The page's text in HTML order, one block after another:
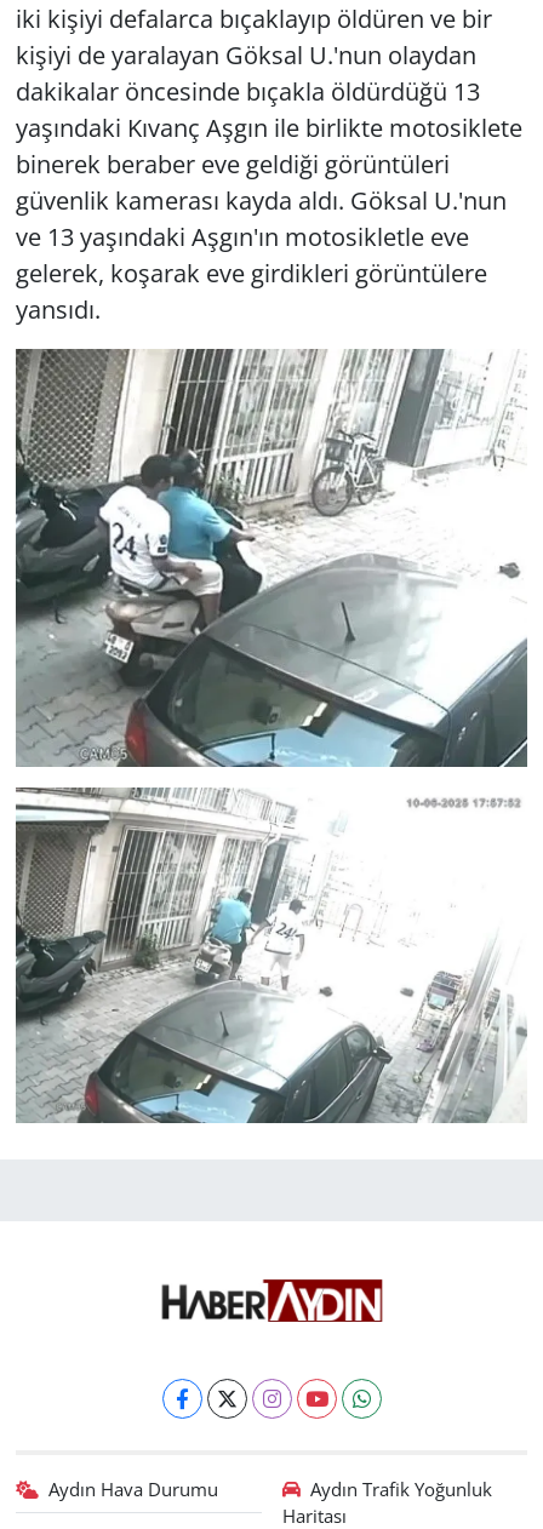
iki kişiyi defalarca bıçaklayıp öldüren ve bir
kişiyi de yaralayan Göksal U.'nun olaydan
dakikalar öncesinde bıçakla öldürdüğü 13
yaşındaki Kıvanç Aşgın ile birlikte motosiklete
binerek beraber eve geldiği görüntüleri
güvenlik kamerası kayda aldı. Göksal U.'nun
ve 13 yaşındaki Aşgın'ın motosikletle eve
gelerek, koşarak eve girdikleri görüntülere
yansıdı.
Aydın Hava Durumu
Aydın Trafik Yoğunluk
Haritası